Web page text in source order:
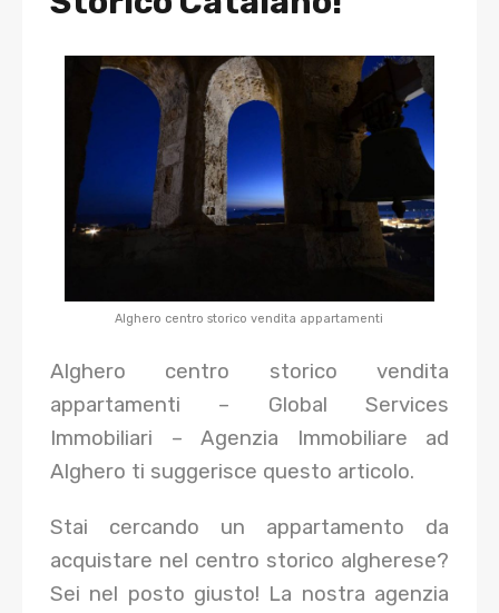
Alghero centro storico vendita appartamenti
Alghero centro storico vendita
appartamenti – Global Services
Immobiliari – Agenzia Immobiliare ad
Alghero ti suggerisce questo articolo.
Stai cercando un appartamento da
acquistare nel centro storico algherese?
Sei nel posto giusto! La nostra agenzia